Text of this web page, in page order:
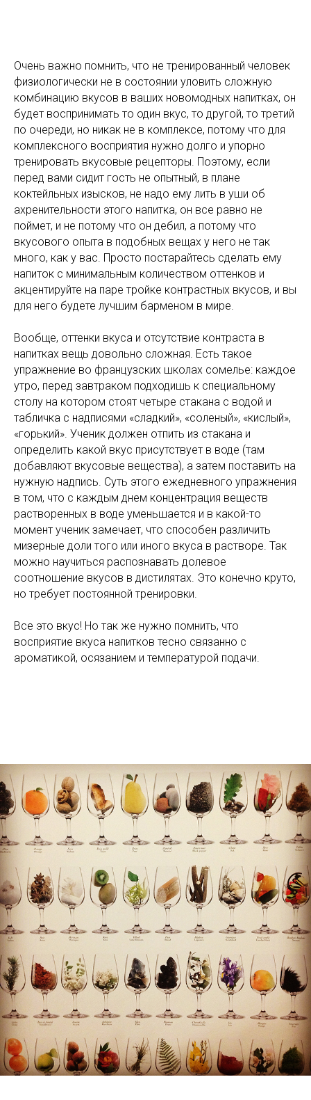
Очень важно помнить, что не тренированный человек
физиологически не в состоянии уловить сложную
комбинацию вкусов в ваших новомодных напитках, он
будет воспринимать то один вкус, то другой, то третий
по очереди, но никак не в комплексе, потому что для
комплексного восприятия нужно долго и упорно
тренировать вкусовые рецепторы. Поэтому, если
перед вами сидит гость не опытный, в плане
коктейльных изысков, не надо ему лить в уши об
ахренительности этого напитка, он все равно не
поймет, и не потому что он дебил, а потому что
вкусового опыта в подобных вещах у него не так
много, как у вас. Просто постарайтесь сделать ему
напиток с минимальным количеством оттенков и
акцентируйте на паре тройке контрастных вкусов, и вы
для него будете лучшим барменом в мире.
Вообще, оттенки вкуса и отсутствие контраста в
напитках вещь довольно сложная. Есть такое
упражнение во французских школах сомелье: каждое
утро, перед завтраком подходишь к специальному
столу на котором стоят четыре стакана с водой и
табличка с надписями «сладкий», «соленый», «кислый»,
«горький». Ученик должен отпить из стакана и
определить какой вкус присутствует в воде (там
добавляют вкусовые вещества), а затем поставить на
нужную надпись. Суть этого ежедневного упражнения
в том, что с каждым днем концентрация веществ
растворенных в воде уменьшается и в какой-то
момент ученик замечает, что способен различить
мизерные доли того или иного вкуса в растворе. Так
можно научиться распознавать долевое
соотношение вкусов в дистилятах. Это конечно круто,
но требует постоянной тренировки.
Все это вкус! Но так же нужно помнить, что
восприятие вкуса напитков тесно связанно с
ароматикой, осязанием и температурой подачи.